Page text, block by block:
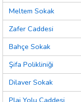
Meltem Sokak
Zafer Caddesi
Bahçe Sokak
Şifa Polikliniği
Dilaver Sokak